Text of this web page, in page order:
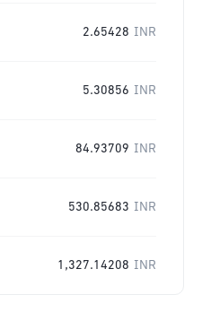
2.65428 INR
5.30856 INR
84.93709 INR
530.85683 INR
1,327.14208 INR